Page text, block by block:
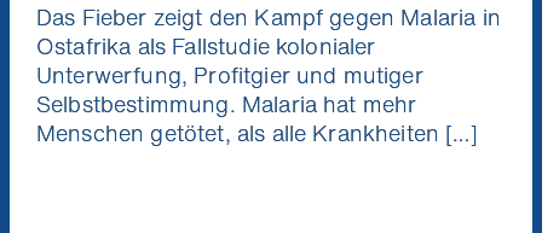
Das Fieber zeigt den Kampf gegen Malaria in
Ostafrika als Fallstudie kolonialer
Unterwerfung, Profitgier und mutiger
Selbstbestimmung. Malaria hat mehr
Menschen getötet, als alle Krankheiten […]